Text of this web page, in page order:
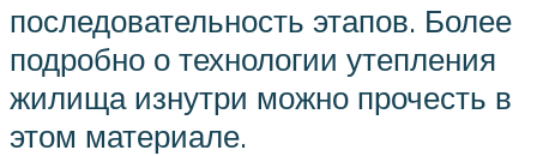
последовательность этапов. Более
подробно о технологии утепления
жилища изнутри можно прочесть в
этом материале.